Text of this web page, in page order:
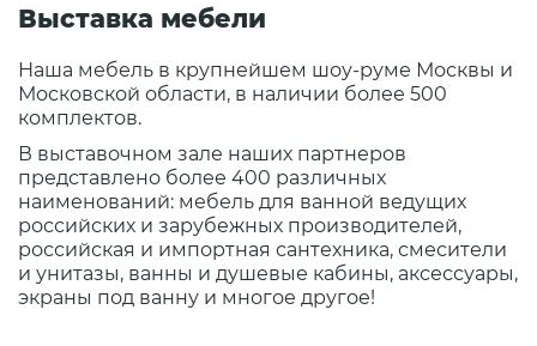
Выставка мебели
Наша мебель в крупнейшем шоу-руме Москвы и
Московской области, в наличии более 500
комплектов.
В выставочном зале наших партнеров
представлено более 400 различных
наименований: мебель для ванной ведущих
российских и зарубежных производителей,
российская и импортная сантехника, смесители
и унитазы, ванны и душевые кабины, аксессуары,
экраны под ванну и многое другое!